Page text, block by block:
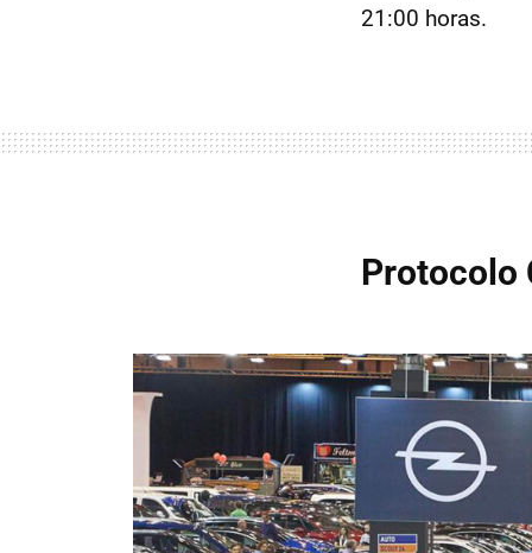
21:00 horas.
Protocolo